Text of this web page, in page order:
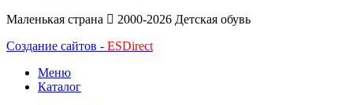
Маленькая страна
2000-2026 Детская обувь
Создание сайтов - ESDirect
Меню
Каталог